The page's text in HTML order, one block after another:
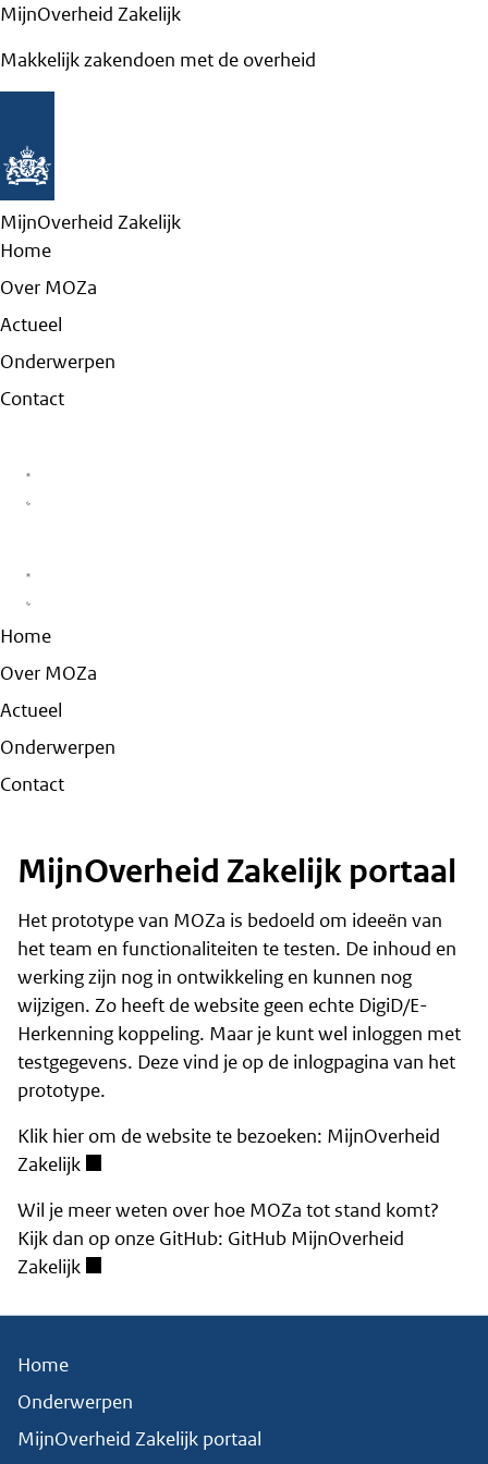
MijnOverheid Zakelijk
Makkelijk zakendoen met de overheid
MijnOverheid Zakelijk
Home
Over MOZa
Actueel
Onderwerpen
Contact
Home
Over MOZa
Actueel
Onderwerpen
Contact
MijnOverheid Zakelijk portaal
Het prototype van MOZa is bedoeld om ideeën van
het team en functionaliteiten te testen. De inhoud en
werking zijn nog in ontwikkeling en kunnen nog
wijzigen. Zo heeft de website geen echte DigiD/E-
Herkenning koppeling. Maar je kunt wel inloggen met
testgegevens. Deze vind je op de inlogpagina van het
prototype.
Klik hier om de website te bezoeken: MijnOverheid
Zakelijk
Wil je meer weten over hoe MOZa tot stand komt?
Kijk dan op onze GitHub: GitHub MijnOverheid
Zakelijk
Home
Onderwerpen
MijnOverheid Zakelijk portaal